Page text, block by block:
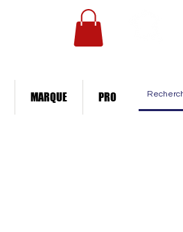
MARQUE PRO